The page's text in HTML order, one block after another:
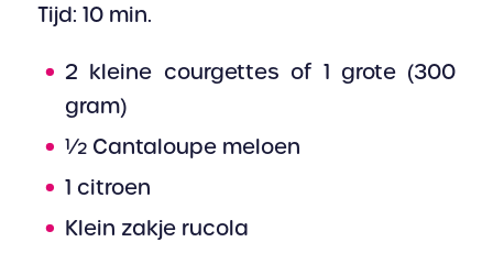
Tijd: 10 min.
2 kleine courgettes of 1 grote (300
gram)
½ Cantaloupe meloen
1 citroen
Klein zakje rucola